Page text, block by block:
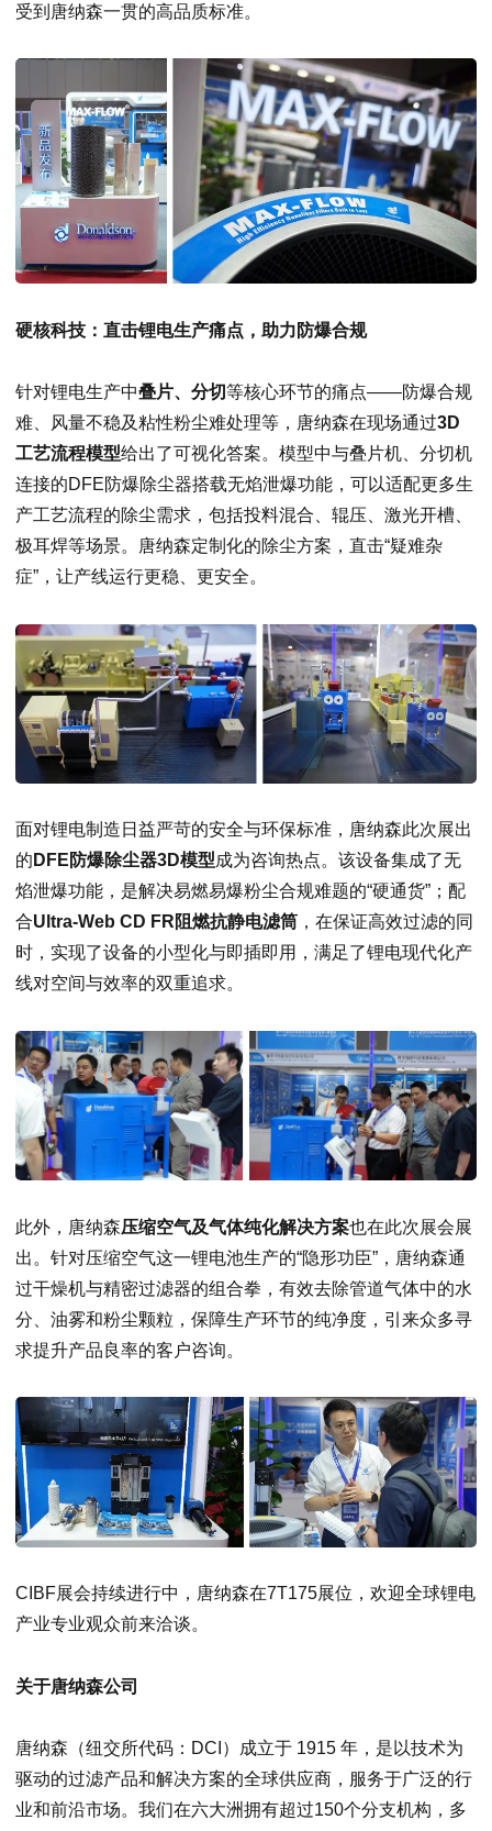
受到唐纳森一贯的高品质标准。
硬核科技：直击锂电生产痛点，助力防爆合规
针对锂电生产中叠片、分切等核心环节的痛点——防爆合规
难、风量不稳及粘性粉尘难处理等，唐纳森在现场通过3D
工艺流程模型给出了可视化答案。模型中与叠片机、分切机
连接的DFE防爆除尘器搭载无焰泄爆功能，可以适配更多生
产工艺流程的除尘需求，包括投料混合、辊压、激光开槽、
极耳焊等场景。唐纳森定制化的除尘方案，直击“疑难杂
症”，让产线运行更稳、更安全。
面对锂电制造日益严苛的安全与环保标准，唐纳森此次展出
的 DFE防爆除尘器3D模型成为咨询热点。该设备集成了无
焰泄爆功能，是解决易燃易爆粉尘合规难题的“硬通货”；配
合Ultra-Web CD FR阻燃抗静电滤筒 ，在保证高效过滤的同
时，实现了设备的小型化与即插即用，满足了锂电现代化产
线对空间与效率的双重追求。
此外，唐纳森压缩空气及气体纯化解决方案也在此次展会展
出。针对压缩空气这一锂电池生产的“隐形功臣”，唐纳森通
过干燥机与精密过滤器的组合拳，有效去除管道气体中的水
分、油雾和粉尘颗粒，保障生产环节的纯净度，引来众多寻
求提升产品良率的客户咨询。
CIBF展会持续进行中，唐纳森在7T175展位，欢迎全球锂电
产业专业观众前来洽谈。
关于唐纳森公司
唐纳森（纽交所代码：DCI）成立于 1915 年，是以技术为
驱动的过滤产品和解决方案的全球供应商，服务于广泛的行
业和前沿市场。我们在六大洲拥有超过150个分支机构，多